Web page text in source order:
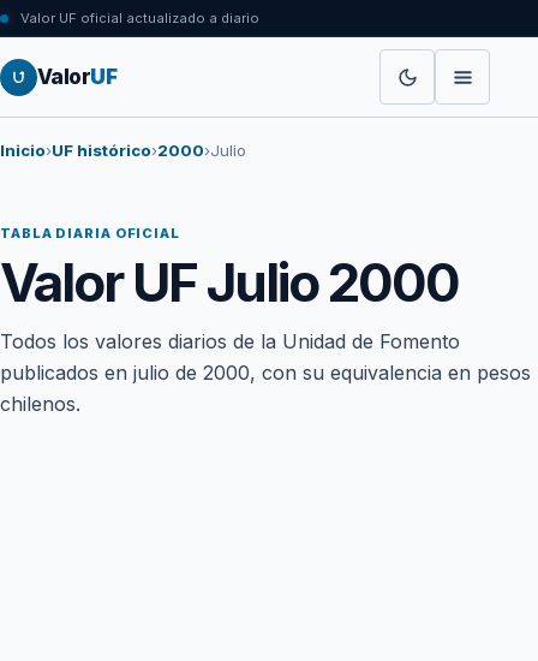
Valor UF oficial actualizado a diario
ValorUF
Inicio›UF histórico›2000›Julio
TABLA DIARIA OFICIAL
Valor UF Julio 2000
Todos los valores diarios de la Unidad de Fomento
publicados en julio de 2000, con su equivalencia en pesos
chilenos.